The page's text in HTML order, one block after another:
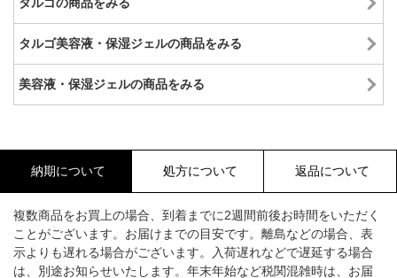
タルゴ美容液・保湿ジェルの商品をみる
美容液・保湿ジェルの商品をみる
納期について 処方について 返品について
複数商品をお買上の場合、到着までに2週間前後お時間をいただく
ことがございます。お届けまでの目安です。離島などの場合、表
示よりも遅れる場合がございます。入荷遅れなどで遅延する場合
は、別途お知らせいたします。年末年始など税関混雑時は、お届